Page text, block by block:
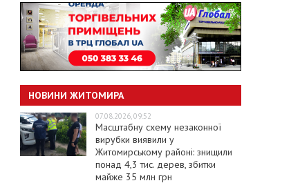
НОВИНИ ЖИТОМИРА
07.08.2026, 09:52
Масштабну схему незаконної
вирубки виявили у
Житомирському районі: знищили
понад 4,3 тис. дерев, збитки
майже 35 млн грн